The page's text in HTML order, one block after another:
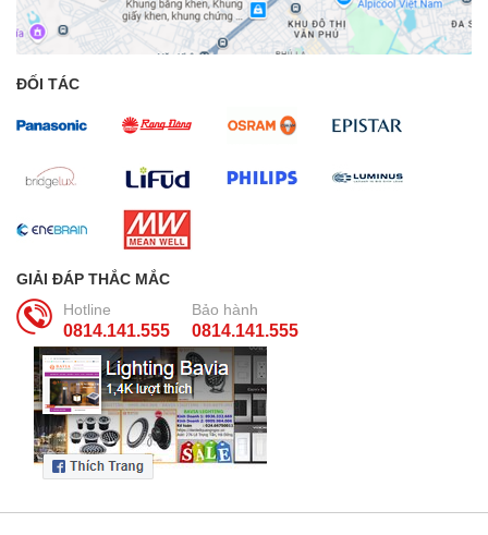
ĐỐI TÁC
GIẢI ĐÁP THẮC MẮC
Hotline
0814.141.555
Bảo hành
0814.141.555